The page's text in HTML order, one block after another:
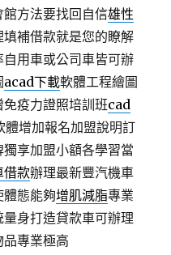
方法要找回自信雄性
補借款就是您的瞭解
自用車或公司車皆可辦
acad下載軟體工程繪圖
疫力證照培訓班cad
體增加報名加盟說明訂
獨享加盟小額各學習當
借款辦理最新豐汽機車
體態能夠增肌減脂專業
身打造貸款車可辦理
專業極高